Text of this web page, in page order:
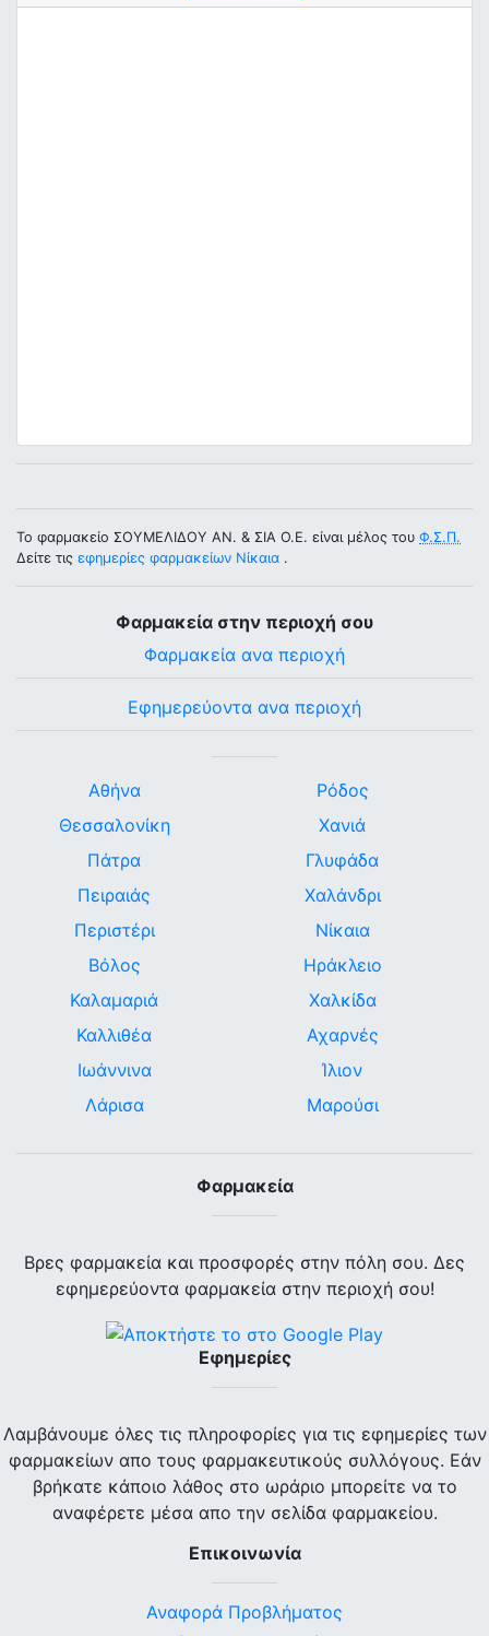
Το φαρμακείο ΣΟΥΜΕΛΙΔΟΥ ΑΝ. & ΣΙΑ Ο.Ε. είναι μέλος του Φ.Σ.Π.
Δείτε τις εφημερίες φαρμακείων Νίκαια .
Φαρμακεία στην περιοχή σου
Φαρμακεία ανα περιοχή
Εφημερεύοντα ανα περιοχή
Αθήνα
Θεσσαλονίκη
Πάτρα
Πειραιάς
Περιστέρι
Βόλος
Καλαμαριά
Καλλιθέα
Ιωάννινα
Λάρισα
Ρόδος
Χανιά
Γλυφάδα
Χαλάνδρι
Νίκαια
Ηράκλειο
Χαλκίδα
Αχαρνές
Ίλιον
Μαρούσι
Φαρμακεία
Βρες φαρμακεία και προσφορές στην πόλη σου. Δες
εφημερεύοντα φαρμακεία στην περιοχή σου!
Εφημερίες
Λαμβάνουμε όλες τις πληροφορίες για τις εφημερίες των
φαρμακείων απο τους φαρμακευτικούς συλλόγους. Εάν
βρήκατε κάποιο λάθος στο ωράριο μπορείτε να το
αναφέρετε μέσα απο την σελίδα φαρμακείου.
Επικοινωνία
Αναφορά Προβλήματος